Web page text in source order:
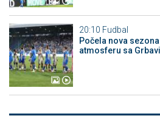
20:10 Fudbal
Počela nova
atmosferu sa